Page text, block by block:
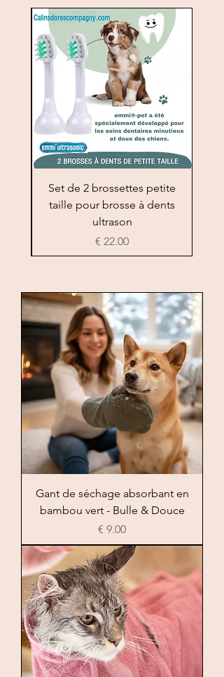
Set de 2 brossettes petite
taille pour brosse à dents
ultrason
السعر
Gant de séchage absorbant en
bambou vert - Bulle & Douce
السعر